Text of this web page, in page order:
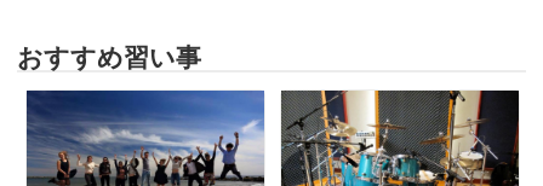
おすすめ習い事